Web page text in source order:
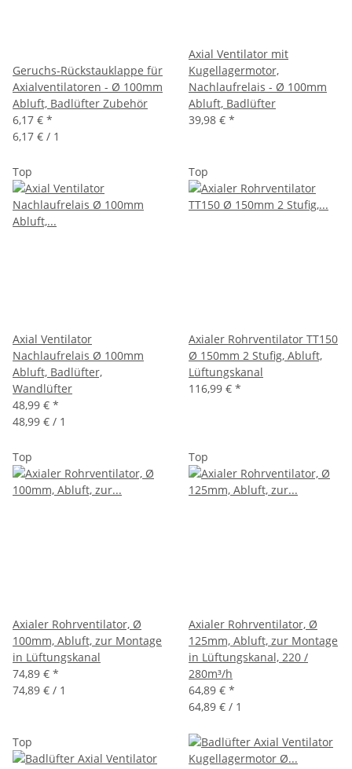
Geruchs-Rückstauklappe für
Axialventilatoren - Ø 100mm
Abluft, Badlüfter Zubehör
6,17 € *
6,17 € / 1
Axial Ventilator mit
Kugellagermotor,
Nachlaufrelais - Ø 100mm
Abluft, Badlüfter
39,98 € *
Top
Axial Ventilator
Nachlaufrelais Ø 100mm
Abluft, Badlüfter,
Wandlüfter
48,99 € *
48,99 € / 1
Top
Axialer Rohrventilator TT150
Ø 150mm 2 Stufig, Abluft,
Lüftungskanal
116,99 € *
Top
Axialer Rohrventilator, Ø
100mm, Abluft, zur Montage
in Lüftungskanal
74,89 € *
74,89 € / 1
Top
Axialer Rohrventilator, Ø
125mm, Abluft, zur Montage
in Lüftungskanal, 220 /
280m³/h
64,89 € *
64,89 € / 1
Top